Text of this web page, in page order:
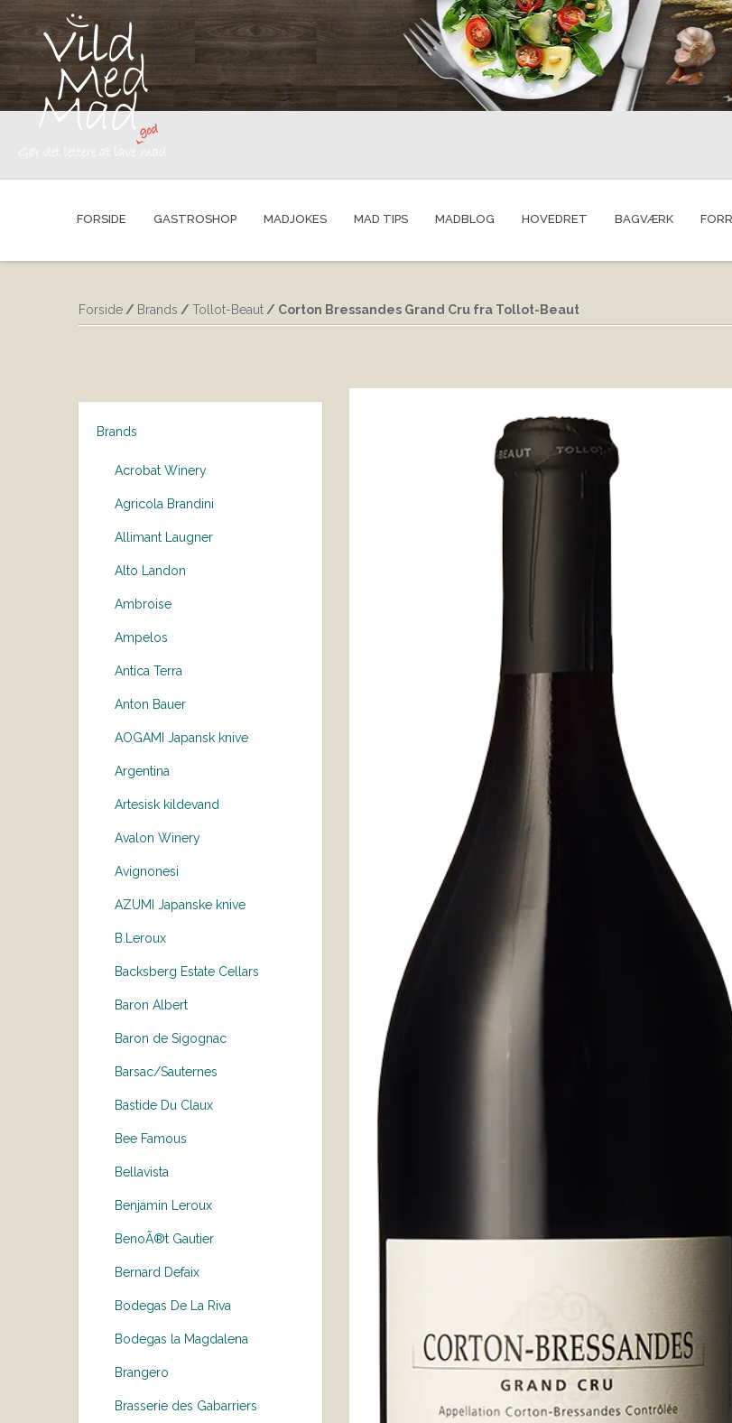
FORSIDE GASTROSHOP MADJOKES MAD TIPS MADBLOG HOVEDRET BAGVÆRK
Forside / Brands / Tollot-Beaut / Corton Bressandes Grand Cru fra Tollot-Beaut
Brands
Acrobat Winery
Agricola Brandini
Allimant Laugner
Alto Landon
Ambroise
Ampelos
Antica Terra
Anton Bauer
AOGAMI Japansk knive
Argentina
Artesisk kildevand
Avalon Winery
Avignonesi
AZUMI Japanske knive
B.Leroux
Backsberg Estate Cellars
Baron Albert
Baron de Sigognac
Barsac/Sauternes
Bastide Du Claux
Bee Famous
Bellavista
Benjamin Leroux
BenoÃ®t Gautier
Bernard Defaix
Bodegas De La Riva
Bodegas la Magdalena
Brangero
Brasserie des Gabarriers